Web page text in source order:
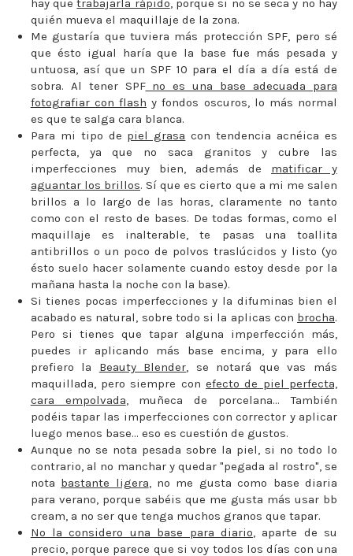
hay quetrabajarla rápido, porque si no se seca y no hay
quién mueva el maquillaje de la zona.
Me gustaría que tuviera más protección SPF, pero sé
que ésto igual haría que la base fue más pesada y
untuosa, así que un SPF 10 para el día a día está de
sobra. Al tener SPFno es una base adecuada para
fotografiar con flash y fondos oscuros, lo más normal
es que te salga cara blanca.
Para mi tipo de piel grasa con tendencia acnéica es
perfecta, ya que no saca granitos y cubre las
imperfecciones muy bien, además de matificar y
aguantar los brillos. Sí que es cierto que a mi me salen
brillos a lo largo de las horas, claramente no tanto
como con el resto de bases. De todas formas, como el
maquillaje es inalterable, te pasas una toallita
antibrillos o un poco de polvos traslúcidos y listo (yo
ésto suelo hacer solamente cuando estoy desde por la
mañana hasta la noche con la base).
Si tienes pocas imperfecciones y la difuminas bien el
acabado es natural, sobre todo si la aplicas con brocha.
Pero si tienes que tapar alguna imperfección más,
puedes ir aplicando más base encima, y para ello
prefiero la Beauty Blender, se notará que vas más
maquillada, pero siempre conefecto de piel perfecta,
cara empolvada, muñeca de porcelana... También
podéis tapar las imperfecciones con corrector y aplicar
luego menos base... eso es cuestión de gustos.
Aunque no se nota pesada sobre la piel, si no todo lo
contrario, al no manchar y quedar "pegada al rostro", se
nota bastante ligera, no me gusta como base diaria
para verano, porque sabéis que me gusta más usar bb
cream, a no ser que tenga muchos granos que tapar.
No la considero una base para diario, aparte de su
precio, porque parece que si voy todos los días con una